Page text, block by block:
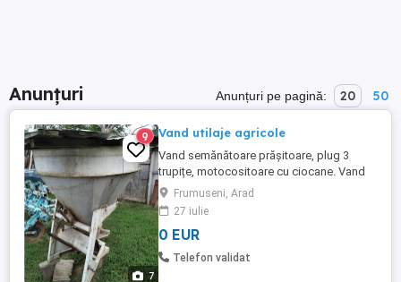
Anunțuri Anunțuri pe pagină: 20 50
7
9 Vand utilaje agricole
Vand semănătoare prășitoare, plug 3
trupițe, motocositoare cu ciocane. Vand
mașină ierbicidat și de împrăștiat
îngrășăminte chimice. Relații la telefon
Frumuseni, Arad
27 iulie
0 EUR
Telefon validat